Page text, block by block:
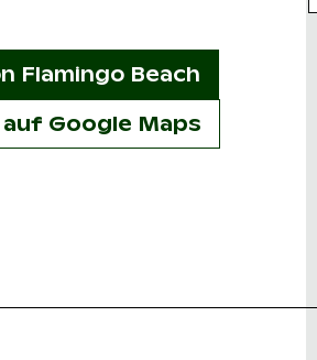
Flamingo Beach
Google Maps